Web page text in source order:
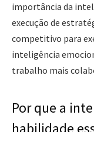
importância da
execução de
competitivo para
inteligência
trabalho mais
Por que a
habilidade